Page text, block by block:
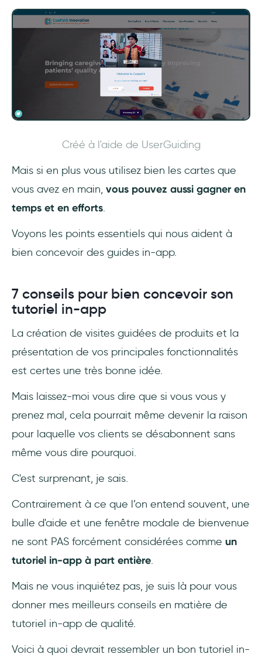
Créé à l'aide de UserGuiding
Mais si en plus vous utilisez bien les cartes que
vous avez en main, vous pouvez aussi gagner en
temps et en efforts.
Voyons les points essentiels qui nous aident à
bien concevoir des guides in-app.
7 conseils pour bien concevoir son
tutoriel in-app
La création de visites guidées de produits et la
présentation de vos principales fonctionnalités
est certes une très bonne idée.
Mais laissez-moi vous dire que si vous vous y
prenez mal, cela pourrait même devenir la raison
pour laquelle vos clients se désabonnent sans
même vous dire pourquoi.
C'est surprenant, je sais.
Contrairement à ce que l’on entend souvent, une
bulle d'aide et une fenêtre modale de bienvenue
ne sont PAS forcément considérées comme un
tutoriel in-app à part entière.
Mais ne vous inquiétez pas, je suis là pour vous
donner mes meilleurs conseils en matière de
tutoriel in-app de qualité.
Voici à quoi devrait ressembler un bon tutoriel in-